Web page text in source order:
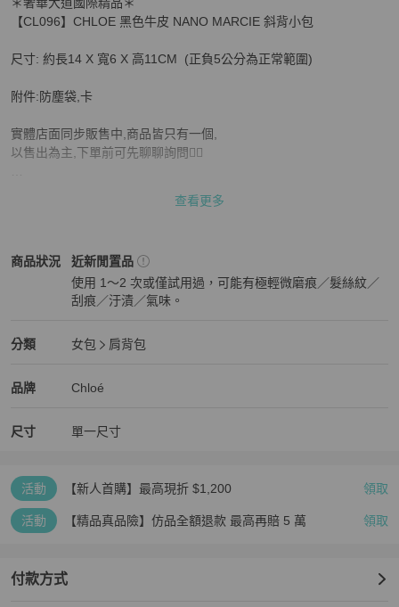
關於CHLOE 黑色牛皮 NANO MARCIE 斜背小包
【CL096】CHLOE 黑色牛皮 NANO MARCIE 斜背小包
尺寸: 約長14 X 寬6 X 高11CM  (正負5公分為正常範圍)
附件:防塵袋,卡
實體店面同步販售中,商品皆只有一個,
以售出為主,下單前可先聊聊詢問🙋‍♀️
查看更多
商品狀況
Chloé女包 商品狀態與細節
近新閒置品
使用 1～2 次或僅試用過，可能有極輕微磨痕／髮絲紋／
刮痕／汙漬／氣味。
分類
Chloé 分類資訊
女包
肩背包
品牌
Chloé 女包品牌介紹
Chloé
Chloé 推薦清單
尺寸 單一尺寸
活動 【新人首購】最高現折 $1,200 領取
活動 【精品真品險】仿品全額退款 最高再賠 5 萬 領取
付款方式